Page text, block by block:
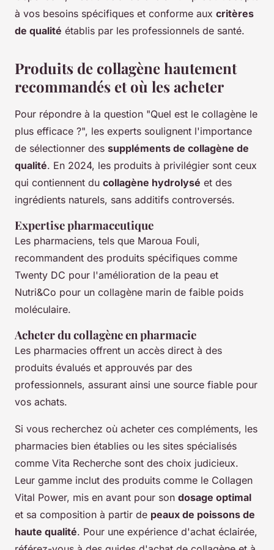
à vos besoins spécifiques et conforme aux critères
de qualité établis par les professionnels de santé.
Produits de collagène hautement
recommandés et où les acheter
Pour répondre à la question "Quel est le collagène le
plus efficace ?", les experts soulignent l'importance
de sélectionner des suppléments de collagène de
qualité. En 2024, les produits à privilégier sont ceux
qui contiennent du collagène hydrolysé et des
ingrédients naturels, sans additifs controversés.
Expertise pharmaceutique
Les pharmaciens, tels que Maroua Fouli,
recommandent des produits spécifiques comme
Twenty DC pour l'amélioration de la peau et
Nutri&Co pour un collagène marin de faible poids
moléculaire.
Acheter du collagène en pharmacie
Les pharmacies offrent un accès direct à des
produits évalués et approuvés par des
professionnels, assurant ainsi une source fiable pour
vos achats.
Si vous recherchez où acheter ces compléments, les
pharmacies bien établies ou les sites spécialisés
comme Vita Recherche sont des choix judicieux.
Leur gamme inclut des produits comme le Collagen
Vital Power, mis en avant pour son dosage optimal
et sa composition à partir de peaux de poissons de
haute qualité. Pour une expérience d'achat éclairée,